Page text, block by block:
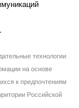
технологии
на основе
к предпочтениям
Российской